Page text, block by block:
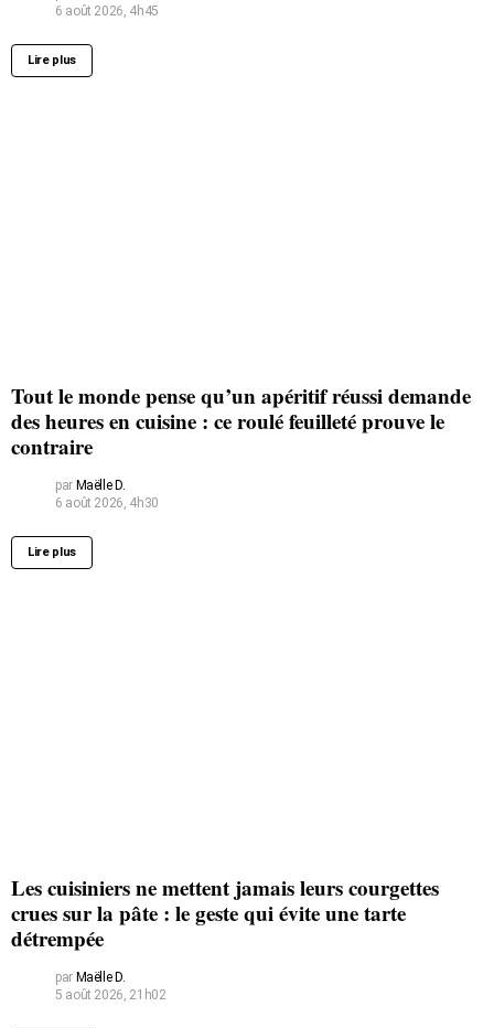
6 août 2026, 4h45
Lire plus
Tout le monde pense qu’un apéritif réussi demande
des heures en cuisine : ce roulé feuilleté prouve le
contraire
par Maëlle D.
6 août 2026, 4h30
Lire plus
Les cuisiniers ne mettent jamais leurs courgettes
crues sur la pâte : le geste qui évite une tarte
détrempée
par Maëlle D.
5 août 2026, 21h02